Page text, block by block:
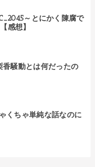
～とにかく陳腐で
感想】
騒動とは何だったの
くちゃ単純な話なのに